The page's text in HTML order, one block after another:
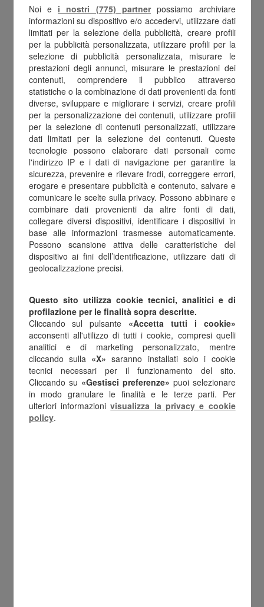
accertare, esercitare o difendere i diritti della
Società in sede giudiziaria
1.7 – Recupero crediti stragiudiziale: al fine di
consentire alla Società di recuperare propri
crediti senza ricorrere ad un’autorità
giudiziaria.
1.8 – Funzionamento del Sito: i sistemi
informatici e le procedure software preposte al
funzionamento del Sito acquisiscono, nel corso
del loro normale esercizio, alcuni dati personali
la cui trasmissione è implicita nell’uso dei
protocolli di comunicazione di Internet. Si
tratta di informazioni che non sono raccolte
per essere associate a interessati identificati,
ma che, per loro stessa natura, potrebbero,
attraverso elaborazioni ed associazioni con
permettere di identificare gli utenti del Sito.
2 – BASI GIURIDICHE DEI TRATTAMENTI
2.1 – Finalità contrattuale: esecuzione di un
contratto di cui Lei è parte.
2.2 – Finalità di marketing e profilazione:
consenso (facoltativo e revocabile in qualsiasi
momento).
Noi e i nostri (775) partnerpossiamo archiviare
informazioni su dispositivo e/o accedervi, utilizzare dati
limitati per la selezione della pubblicità, creare profili
per la pubblicità personalizzata, utilizzare profili per la
selezione di pubblicità personalizzata, misurare le
prestazioni degli annunci, misurare le prestazioni dei
contenuti, comprendere il pubblico attraverso
statistiche o la combinazione di dati provenienti da fonti
diverse, sviluppare e migliorare i servizi, creare profili
per la personalizzazione dei contenuti, utilizzare profili
per la selezione di contenuti personalizzati, utilizzare
dati limitati per la selezione dei contenuti. Queste
tecnologie possono elaborare dati personali come
l'indirizzo IP e i dati di navigazione per garantire la
sicurezza, prevenire e rilevare frodi, correggere errori,
erogare e presentare pubblicità e contenuto, salvare e
comunicare le scelte sulla privacy. Possono abbinare e
combinare dati provenienti da altre fonti di dati,
collegare diversi dispositivi, identificare i dispositivi in
base alle informazioni trasmesse automaticamente.
Possono scansione attiva delle caratteristiche del
dispositivo ai fini dell’identificazione, utilizzare dati di
geolocalizzazione precisi.
Questo sito utilizza cookie tecnici, analitici e di
profilazione per le finalità sopra descritte.
Cliccando sul pulsante «Accetta tutti i cookie»
acconsenti all'utilizzo di tutti i cookie, compresi quelli
analitici e di marketing personalizzato, mentre
cliccando sulla «X» saranno installati solo i cookie
tecnici necessari per il funzionamento del sito.
Cliccando su «Gestisci preferenze» puoi selezionare
in modo granulare le finalità e le terze parti. Per
ulteriori informazionivisualizza la privacy e cookie
policy.